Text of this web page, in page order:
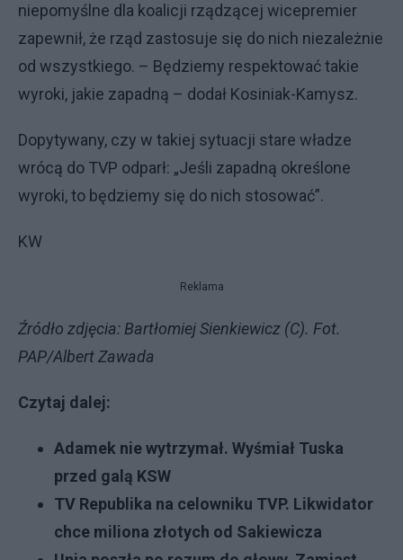
niepomyślne dla koalicji rządzącej wicepremier
zapewnił, że rząd zastosuje się do nich niezależnie
od wszystkiego. – Będziemy respektować takie
wyroki, jakie zapadną – dodał Kosiniak-Kamysz.
Dopytywany, czy w takiej sytuacji stare władze
wrócą do TVP odparł: „Jeśli zapadną określone
wyroki, to będziemy się do nich stosować”.
KW
Reklama
Źródło zdjęcia: Bartłomiej Sienkiewicz (C). Fot.
PAP/Albert Zawada
Czytaj dalej:
Adamek nie wytrzymał. Wyśmiał Tuska
przed galą KSW
TV Republika na celowniku TVP. Likwidator
chce miliona złotych od Sakiewicza